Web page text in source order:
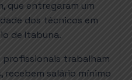
que entregaram um
dos técnicos em
de Itabuna.
profissionais trabalham
salário mínimo